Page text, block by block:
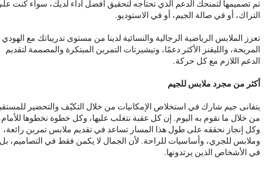
تم تصميمها لتمنحك الدعم الذي تحتاجه لتحقيق أفضل أداء لديك، سواء كنت
التراك، أو في صالة الجيم، أو في الاستوديو.
تعزز الملابس الرياضية الرجالية والنسائية لدينا من مستوى تدريباتك مع الهودي
المريحة، والليقنز الأكثر دعمًا، وتيشيرتات التمرين المبتكرة والمصممة لتقديم
الدعم اللازم مع كل حركة.
أكثر من مجرد ملابس للجيم
يتفانى جيم شارك في استخلاص الإمكانيات من خلال التكيّف والتحضير
من خلال ما نقوم به اليوم. إن كل عقبة نتغلب عليها، وكل خطوة نخطوها
وكل إنجاز نحققه على طول هذا المسار تساعد في تقديم ملابس تمرين رائعة،
وملابس للجري، وأساسيات للراحة. لأن الجمال لا يكمن فقط في التصاميم، بل
في الأشخاص الذين يرتدونها.